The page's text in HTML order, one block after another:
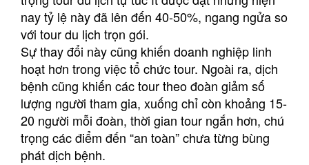
nay tỷ lệ này đã lên đến 40-50%, ngang ngửa so
với tour du lịch trọn gói.
Sự thay đổi này cũng khiến doanh nghiệp linh
hoạt hơn trong việc tổ chức tour. Ngoài ra, dịch
bệnh cũng khiến các tour theo đoàn giảm số
lượng người tham gia, xuống chỉ còn khoảng 15-
20 người mỗi đoàn, thời gian tour ngắn hơn, chú
trọng các điểm đến “an toàn” chưa từng bùng
phát dịch bệnh.